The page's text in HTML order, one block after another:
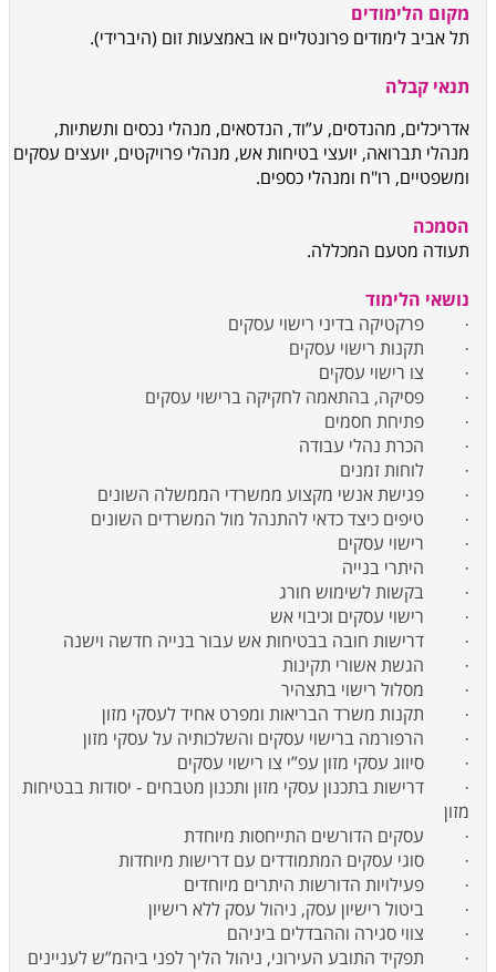
מקום הלימודים
תל אביב לימודים פרונטליים או באמצעות זום (היברידי).
תנאי קבלה
אדריכלים, מהנדסים, ע”וד, הנדסאים, מנהלי נכסים ותשתיות,
מנהלי תברואה, יועצי בטיחות אש, מנהלי פרויקטים, יועצים עסקים
ומשפטיים, רו"ח ומנהלי כספים.
הסמכה
תעודה מטעם המכללה.
נושאי הלימוד
·
פרקטיקה בדיני רישוי עסקים
·
תקנות רישוי עסקים
·
צו רישוי עסקים
·
פסיקה, בהתאמה לחקיקה ברישוי עסקים
·
פתיחת חסמים
·
הכרת נהלי עבודה
·
לוחות זמנים
·
פגישת אנשי מקצוע ממשרדי הממשלה השונים
·
טיפים כיצד כדאי להתנהל מול המשרדים השונים
·
רישוי עסקים
·
היתרי בנייה
·
בקשות לשימוש חורג
·
רישוי עסקים וכיבוי אש
·
דרישות חובה בבטיחות אש עבור בנייה חדשה וישנה
·
הגשת אשורי תקינות
·
מסלול רישוי בתצהיר
·
תקנות משרד הבריאות ומפרט אחיד לעסקי מזון
·
הרפורמה ברישוי עסקים והשלכותיה על עסקי מזון
·
סיווג עסקי מזון עפ”י צו רישוי עסקים
·
דרישות בתכנון עסקי מזון ותכנון מטבחים - יסודות בבטיחות
מזון
·
עסקים הדורשים התייחסות מיוחדת
·
סוגי עסקים המתמודדים עם דרישות מיוחדות
·
פעילויות הדורשות היתרים מיוחדים
·
ביטול רישיון עסק, ניהול עסק ללא רישיון
·
צווי סגירה וההבדלים ביניהם
·
תפקיד התובע העירוני, ניהול הליך לפני ביהמ”ש לעניינים